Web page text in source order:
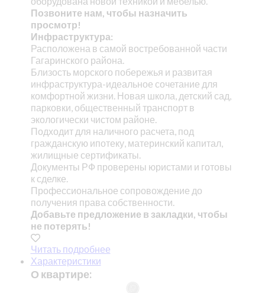
Позвоните нам, чтобы назначить
просмотр!
Инфраструктура:
Расположена в самой востребованной части
Гагаринского района.
Близость морского побережья и развитая
инфраструктура-идеальное сочетание для
комфортной жизни. Новая школа, детский сад,
парковки, общественный транспорт в
экологически чистом районе.
Подходит для наличного расчета, под
гражданскую ипотеку, материнский капитал,
жилищные сертификаты.
Документы РФ проверены юристами и готовы
к сделке.
Профессиональное сопровождение до
получения права собственности.
Добавьте предложение в закладки, чтобы
не потерять!
Читать подробнее
Характеристики
О квартире: